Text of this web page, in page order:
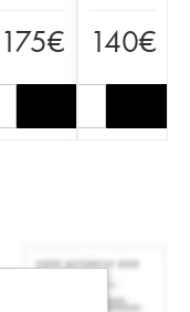
175€ 140€